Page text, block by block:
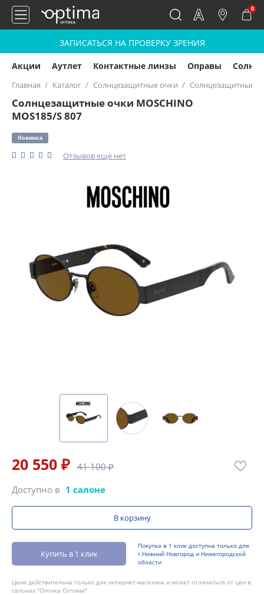
0
ЗАПИСАТЬСЯ НА ПРОВЕРКУ ЗРЕНИЯ
Акции Аутлет Контактные линзы Оправы
Главная Каталог Солнцезащитные очки Солнцезащитные
Солнцезащитные очки MOSCHINO
MOS185/S 807
Новинка
Отзывов еще нет
20 550 ₽ 41 100 ₽
Доступно в 1 салоне
В корзину
Купить в 1 клик
Покупка в 1 клик доступна только для
г.Нижний Новгород и Нижегородской
области
Цена действительна только для интернет-магазина и может отличаться от цен в
салонах "Оптика Оптима"